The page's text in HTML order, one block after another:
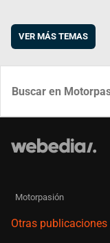
VER MÁS TEMAS
Motorpasión
Otras publicaciones